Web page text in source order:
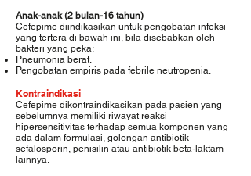
Anak-anak (2 bulan-16 tahun)
Cefepime diindikasikan untuk pengobatan infeksi
yang tertera di bawah ini, bila disebabkan oleh
bakteri yang peka:
Pneumonia berat.
Pengobatan empiris pada febrile neutropenia.
Kontraindikasi
Cefepime dikontraindikasikan pada pasien yang
sebelumnya memiliki riwayat reaksi
hipersensitivitas terhadap semua komponen yang
ada dalam formulasi, golongan antibiotik
sefalosporin, penisilin atau antibiotik beta-laktam
lainnya.